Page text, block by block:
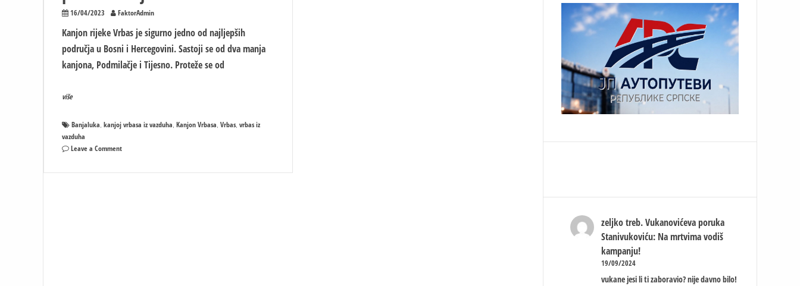
16/04/2023 FaktorAdmin
Kanjon rijeke Vrbas je sigurno jedno od najljepših
područja u Bosni i Hercegovini. Sastoji se od dva manja
kanjona, Podmilačje i Tijesno. Proteže se od
više
Banjaluka, kanjoj vrbasa iz vazduha, Kanjon Vrbasa, Vrbas, vrbas iz
vazduha
Leave a Commenton
očaravajuće
zeljko treb. Vukanovićeva poruka
Stanivukoviću: Na mrtvima vodiš
kampanju!
19/09/2024
vukane jesi li ti zaboravio? nije davno bilo!